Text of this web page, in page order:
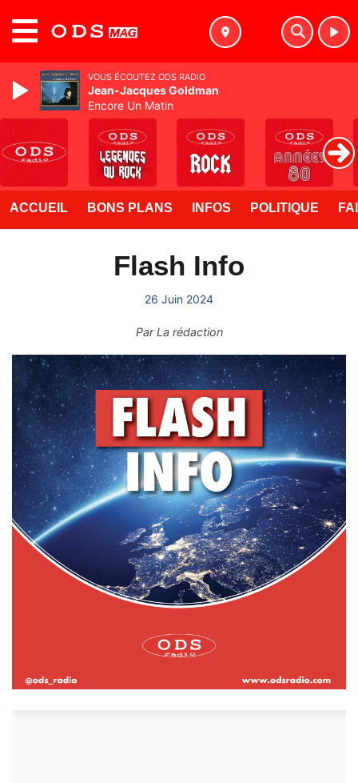
ACCUEIL BONS PLANS INFOS POLITIQUE
Flash Info
26 Juin 2024
ParLa rédaction
VOUS ÉCOUTEZ ODS RADIO
Jean-Jacques Goldman
Encore Un Matin